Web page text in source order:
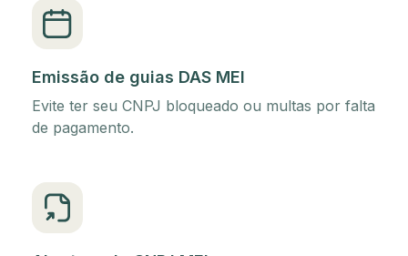
Emissão de guias DAS MEI
Evite ter seu CNPJ bloqueado ou multas por falta
de pagamento.